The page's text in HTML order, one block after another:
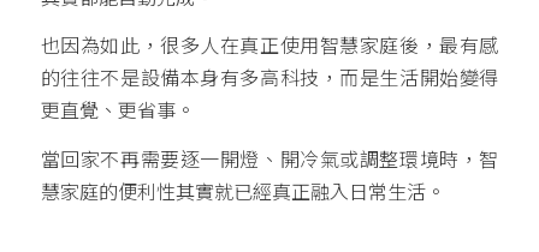
也因為如此，很多人在真正使用智慧家庭後，最有感
的往往不是設備本身有多高科技，而是生活開始變得
更直覺、更省事。
當回家不再需要逐一開燈、開冷氣或調整環境時，智
慧家庭的便利性其實就已經真正融入日常生活。